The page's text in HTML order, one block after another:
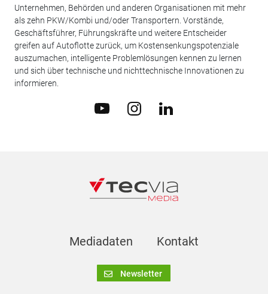
Unternehmen, Behörden und anderen Organisationen mit mehr
als zehn PKW/Kombi und/oder Transportern. Vorstände,
Geschäftsführer, Führungskräfte und weitere Entscheider
greifen auf Autoflotte zurück, um Kostensenkungspotenziale
auszumachen, intelligente Problemlösungen kennen zu lernen
und sich über technische und nichttechnische Innovationen zu
informieren.
Mediadaten Kontakt
Newsletter